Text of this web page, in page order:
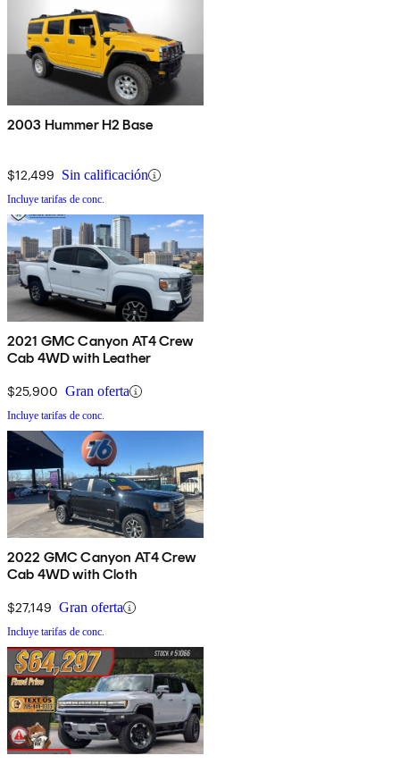
2003 Hummer H2 Base
$12,499 Sin calificación
Incluye tarifas de conc.
2021 GMC Canyon AT4 Crew
Cab 4WD with Leather
$25,900 Gran oferta
Incluye tarifas de conc.
2022 GMC Canyon AT4 Crew
Cab 4WD with Cloth
$27,149 Gran oferta
Incluye tarifas de conc.